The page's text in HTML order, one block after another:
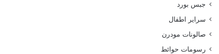
جبس بورد
سراير اطفال
صالونات مودرن
رسومات حوائط